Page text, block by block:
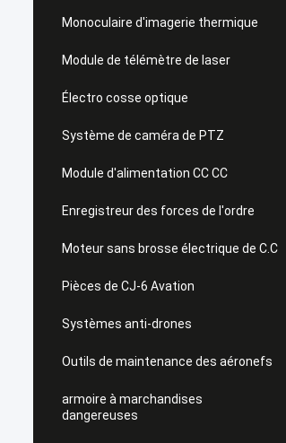
Monoculaire d'imagerie thermique
Module de télémètre de laser
Électro cosse optique
Système de caméra de PTZ
Module d'alimentation CC CC
Enregistreur des forces de l'ordre
Moteur sans brosse électrique de C.C
Pièces de CJ-6 Avation
Systèmes anti-drones
Outils de maintenance des aéronefs
armoire à marchandises
dangereuses